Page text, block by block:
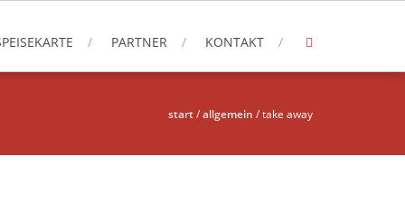
PARTNER KONTAKT
start/allgemein /take away